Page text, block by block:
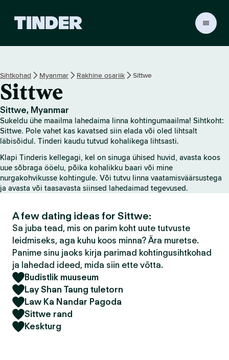
r
a
l
e
t
Sihtkohad Myanmar Rakhine osariik Sittwe
Sittwe
Sittwe, Myanmar
Sukeldu ühe maailma lahedaima linna kohtingumaailma! Sihtkoht:
Sittwe. Pole vahet kas kavatsed siin elada või oled lihtsalt
läbisõidul. Tinderi kaudu tutvud kohalikega lihtsasti.
Klapi Tinderis kellegagi, kel on sinuga ühised huvid, avasta koos
uue sõbraga ööelu, põika kohalikku baari või mine
nurgakohvikusse kohtingule. Või tutvu linna vaatamisväärsustega
ja avasta või taasavasta siinsed lahedaimad tegevused.
A few dating ideas for Sittwe:
Sa juba tead, mis on parim koht uute tutvuste
leidmiseks, aga kuhu koos minna? Ära muretse.
Panime sinu jaoks kirja parimad kohtingusihtkohad
ja lahedad ideed, mida siin ette võtta.
Budistlik muuseum
Lay Shan Taung tuletorn
Law Ka Nandar Pagoda
Sittwe rand
Keskturg